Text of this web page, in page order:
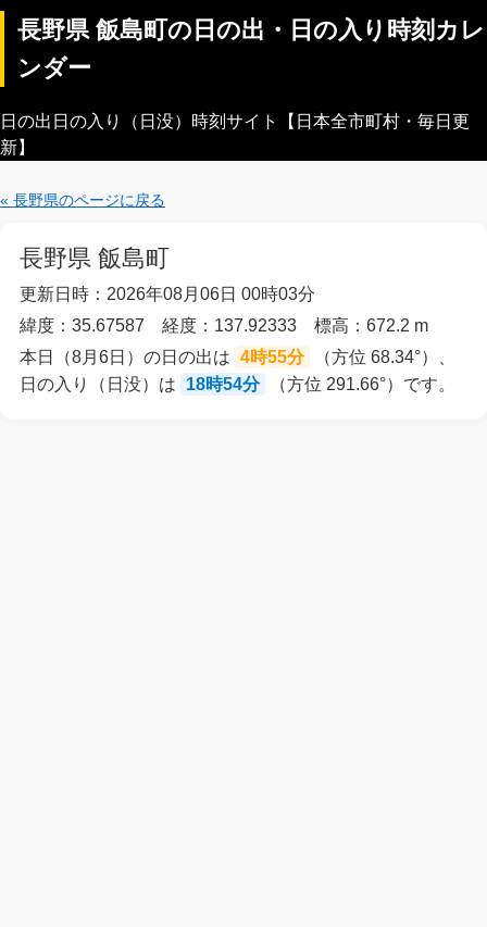
長野県 飯島町の日の出・日の入り時刻カレ
ンダー
日の出日の入り（日没）時刻サイト【日本全市町村・毎日更
新】
« 長野県のページに戻る
長野県 飯島町
更新日時：2026年08月06日 00時03分
緯度：35.67587 経度：137.92333 標高：672.2 m
本日（8月6日）の日の出は 4時55分
（方位 68.34°）、
日の入り（日没）は
18時54分 （方位 291.66°）です。